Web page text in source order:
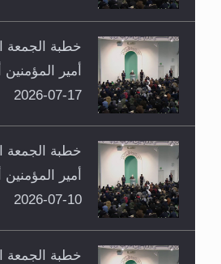
خطبة الجمعة
أمير المؤمنين
17-07-2026
خطبة الجمعة
أمير المؤمنين
10-07-2026
خطبة الجمعة